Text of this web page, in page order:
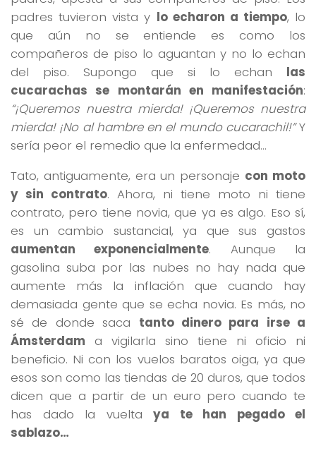
padres tuvieron vista y lo echaron a tiempo, lo
que aún no se entiende es como los
compañeros de piso lo aguantan y no lo echan
del piso. Supongo que si lo echan las
cucarachas se montarán en manifestación:
“¡Queremos nuestra mierda! ¡Queremos nuestra
mierda! ¡No al hambre en el mundo cucarachil!”Y
sería peor el remedio que la enfermedad…
Tato, antiguamente, era un personaje con moto
y sin contrato. Ahora, ni tiene moto ni tiene
contrato, pero tiene novia, que ya es algo. Eso sí,
es un cambio sustancial, ya que sus gastos
aumentan exponencialmente. Aunque la
gasolina suba por las nubes no hay nada que
aumente más la inflación que cuando hay
demasiada gente que se echa novia. Es más, no
sé de donde saca tanto dinero para irse a
Ámsterdam a vigilarla sino tiene ni oficio ni
beneficio. Ni con los vuelos baratos oiga, ya que
esos son como las tiendas de 20 duros, que todos
dicen que a partir de un euro pero cuando te
has dado la vuelta ya te han pegado el
sablazo…